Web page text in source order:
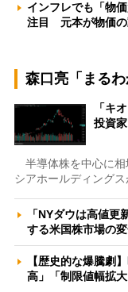
インフレでも「物
注目 元本が物価
森口亮「まるわ
「キ
投資
半導体株を中心に相
シアホールディング
「NYダウは高値
する米国株市場の
【歴史的な爆騰劇
高」「制限値幅拡